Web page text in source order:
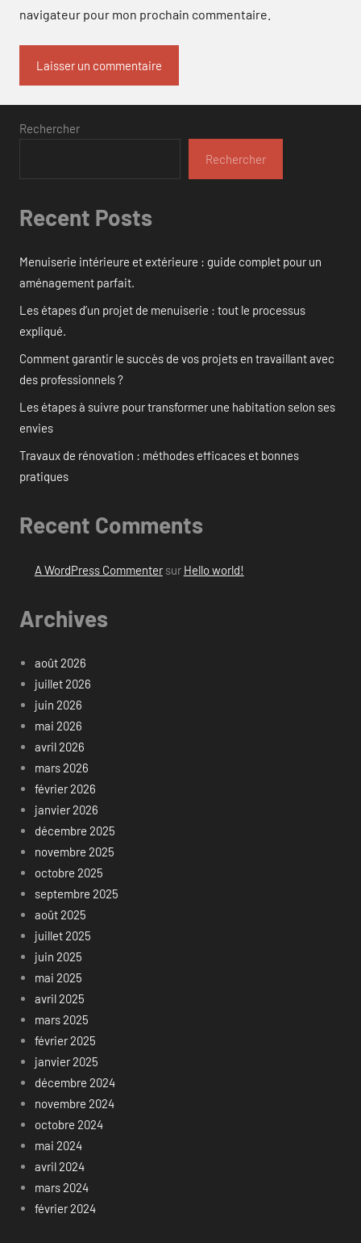
navigateur pour mon prochain commentaire.
Rechercher
Rechercher
Recent Posts
Menuiserie intérieure et extérieure : guide complet pour un
aménagement parfait.
Les étapes d’un projet de menuiserie : tout le processus
expliqué.
Comment garantir le succès de vos projets en travaillant avec
des professionnels ?
Les étapes à suivre pour transformer une habitation selon ses
envies
Travaux de rénovation : méthodes efficaces et bonnes
pratiques
Recent Comments
A WordPress Commentersur Hello world!
Archives
août 2026
juillet 2026
juin 2026
mai 2026
avril 2026
mars 2026
février 2026
janvier 2026
décembre 2025
novembre 2025
octobre 2025
septembre 2025
août 2025
juillet 2025
juin 2025
mai 2025
avril 2025
mars 2025
février 2025
janvier 2025
décembre 2024
novembre 2024
octobre 2024
mai 2024
avril 2024
mars 2024
février 2024